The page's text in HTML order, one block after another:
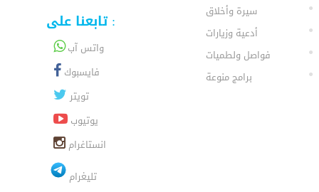
سيرة وأخلاق
أدعية وزيارات
فواصل ولطميات
برامج منوعة
تابعنا على :
واتس آب
فايسبوك
تويتر
يوتيوب
انستاغرام
تليغرام